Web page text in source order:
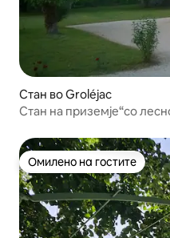
Стан во Groléjac
Стан на приземје“со
Омилено на гостите
Омилено на гостите